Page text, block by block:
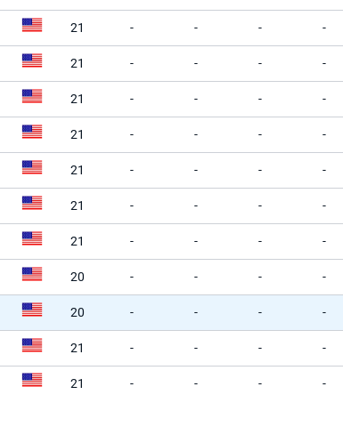
21 - - - -
21 - - - -
21 - - - -
21 - - - -
21 - - - -
21 - - - -
21 - - - -
20 - - - -
20 - - - -
21 - - - -
21 - - - -